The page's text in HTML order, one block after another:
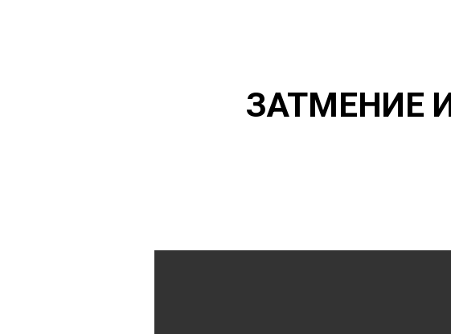
ЗАТМЕНИЕ